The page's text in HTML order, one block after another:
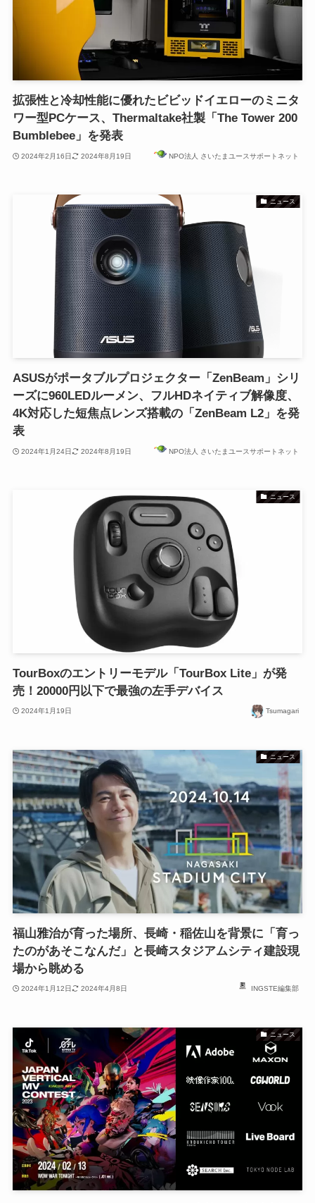
拡張性と冷却性能に優れたビビッドイエローのミニタ
ワー型PCケース、Thermaltake社製「The Tower 200
Bumblebee」を発表
2024年2月16日 2024年8月19日 NPO法人 さいたまユースサポートネット
ニュース
ASUSがポータブルプロジェクター「ZenBeam」シリ
ーズに960LEDルーメン、フルHDネイティブ解像度、
4K対応した短焦点レンズ搭載の「ZenBeam L2」を発
表
2024年1月24日 2024年8月19日 NPO法人 さいたまユースサポートネット
ニュース
TourBoxのエントリーモデル「TourBox Lite」が発
売！20000円以下で最強の左手デバイス
2024年1月19日 Tsumagari
ニュース
福山雅治が育った場所、長崎・稲佐山を背景に「育っ
たのがあそこなんだ」と長崎スタジアムシティ建設現
場から眺める
2024年1月12日 2024年4月8日 INGSTE編集部
ニュース